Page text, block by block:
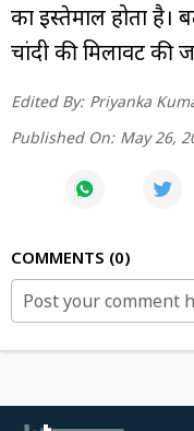
का इस्तेमाल होता है।
चांदी की मिलावट की
Edited By: Priyanka
Published On: May 26,
COMMENTS 0